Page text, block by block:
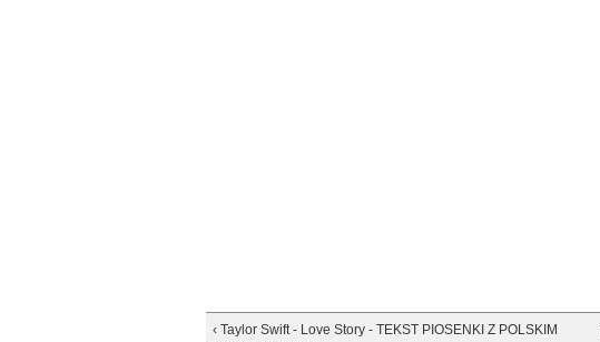
‹ Taylor Swift - Love Story - TEKST PIOSENKI Z POLSKIM